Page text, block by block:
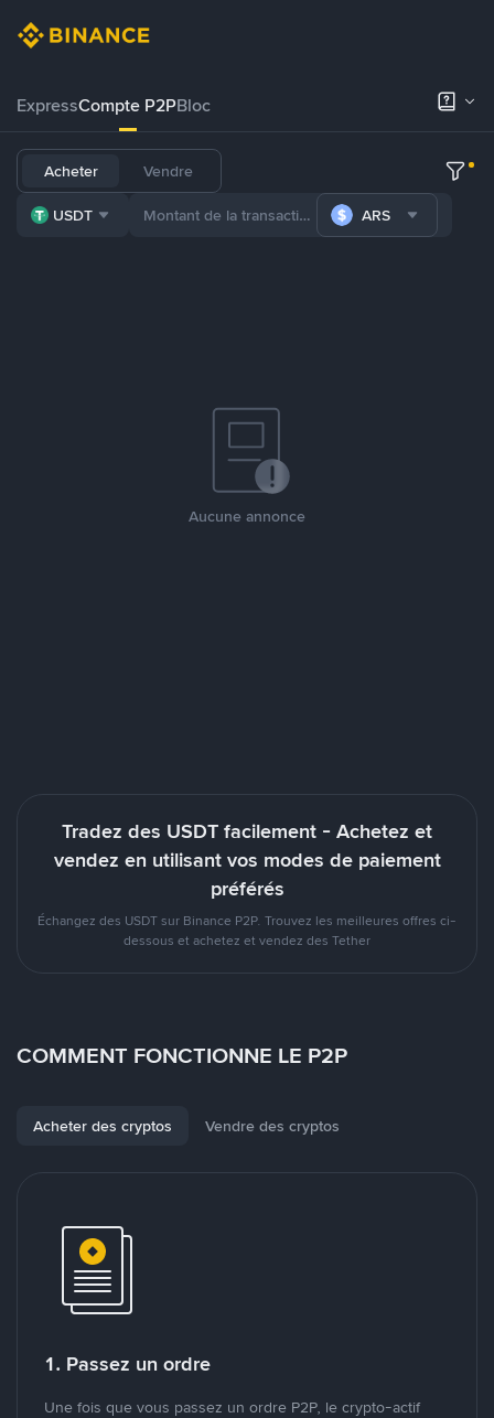
ExpressCompte P2PBloc
Acheter Vendre
USDT ARS
Aucune annonce
Tradez des USDT facilement - Achetez et
vendez en utilisant vos modes de paiement
préférés
Échangez des USDT sur Binance P2P. Trouvez les meilleures offres ci-
dessous et achetez et vendez des Tether
COMMENT FONCTIONNE LE P2P
Acheter des cryptos Vendre des cryptos
1. Passez un ordre
Une fois que vous passez un ordre P2P, le crypto-actif